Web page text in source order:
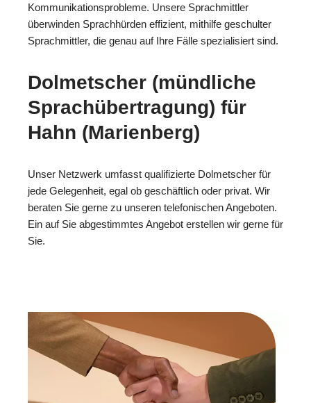
Kommunikationsprobleme. Unsere Sprachmittler
überwinden Sprachhürden effizient, mithilfe geschulter
Sprachmittler, die genau auf Ihre Fälle spezialisiert sind.
Dolmetscher (mündliche
Sprachübertragung) für
Hahn (Marienberg)
Unser Netzwerk umfasst qualifizierte Dolmetscher für
jede Gelegenheit, egal ob geschäftlich oder privat. Wir
beraten Sie gerne zu unseren telefonischen Angeboten.
Ein auf Sie abgestimmtes Angebot erstellen wir gerne für
Sie.